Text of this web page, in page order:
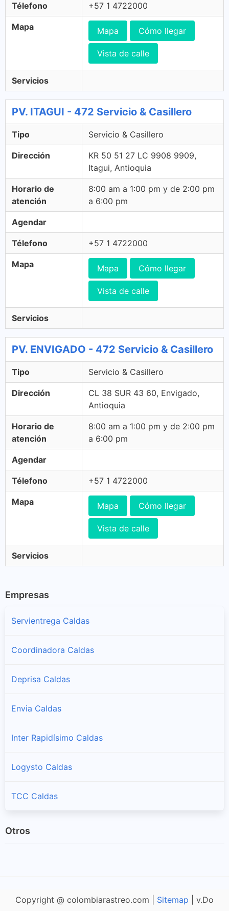
Télefono +57 1 4722000
Mapa Mapa Cómo llegar
Vista de calle
Servicios
PV. ITAGUI - 472 Servicio & Casillero
Tipo Servicio & Casillero
Dirección
KR 50 51 27 LC 9908 9909,
Itagui, Antioquia
Horario de
atención
8:00 am a 1:00 pm y de 2:00 pm
a 6:00 pm
Agendar
Télefono +57 1 4722000
Mapa Mapa Cómo llegar
Vista de calle
Servicios
PV. ENVIGADO - 472 Servicio & Casillero
Tipo Servicio & Casillero
Dirección
CL 38 SUR 43 60, Envigado,
Antioquia
Horario de
atención
8:00 am a 1:00 pm y de 2:00 pm
a 6:00 pm
Agendar
Télefono +57 1 4722000
Mapa Mapa Cómo llegar
Vista de calle
Servicios
Empresas
Servientrega Caldas
Coordinadora Caldas
Deprisa Caldas
Envia Caldas
Inter Rapidísimo Caldas
Logysto Caldas
TCC Caldas
Otros
Copyright @ colombiarastreo.com | Sitemap | v.Do